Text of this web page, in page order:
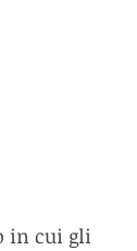
in cui gli